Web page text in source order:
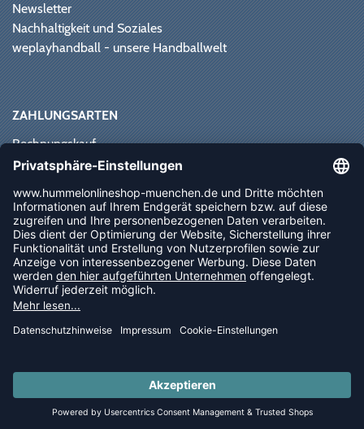
LAST PIECES: Bekleidung - Spare bis zu 65%
Newsletter
Nachhaltigkeit und Soziales
weplayhandball - unsere Handballwelt
ZAHLUNGSARTEN
Rechnungskauf
Paypal
Vorkasse
Sofortüberweisung
NEWSLETTER